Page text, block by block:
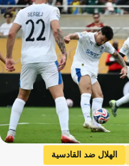
الهلال ضد القادسية